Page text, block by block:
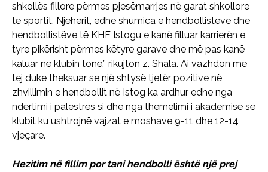
shkollës fillore përmes pjesëmarrjes në garat shkollore
të sportit. Njëherit, edhe shumica e hendbollisteve dhe
hendbollistëve të KHF Istogu e kanë filluar karrierën e
tyre pikërisht përmes këtyre garave dhe më pas kanë
kaluar në klubin tonë,” rikujton z. Shala. Ai vazhdon më
tej duke theksuar se një shtysë tjetër pozitive në
zhvillimin e hendbollit në Istog ka ardhur edhe nga
ndërtimi i palestrës si dhe nga themelimi i akademisë së
klubit ku ushtrojnë vajzat e moshave 9-11 dhe 12-14
vjeçare.
Hezitim në fillim por tani hendbolli është një prej